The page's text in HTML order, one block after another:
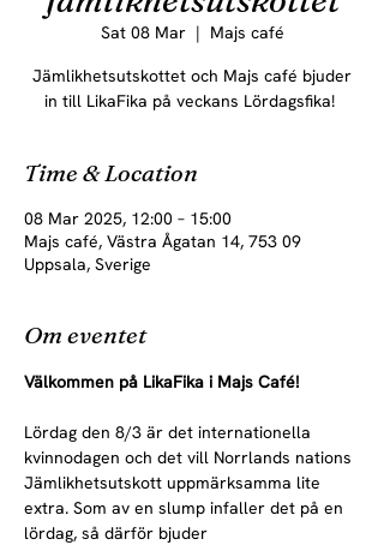
Sat 08 Mar
  |
Majs café
Jämlikhetsutskottet och Majs café bjuder
in till LikaFika på veckans Lördagsfika!
Time & Location
08 Mar 2025, 12:00 – 15:00
Majs café, Västra Ågatan 14, 753 09
Uppsala, Sverige
Om eventet
Välkommen på LikaFika i Majs Café!
Lördag den 8/3 är det internationella
kvinnodagen och det vill Norrlands nations
Jämlikhetsutskott uppmärksamma lite
extra. Som av en slump infaller det på en
lördag, så därför bjuder